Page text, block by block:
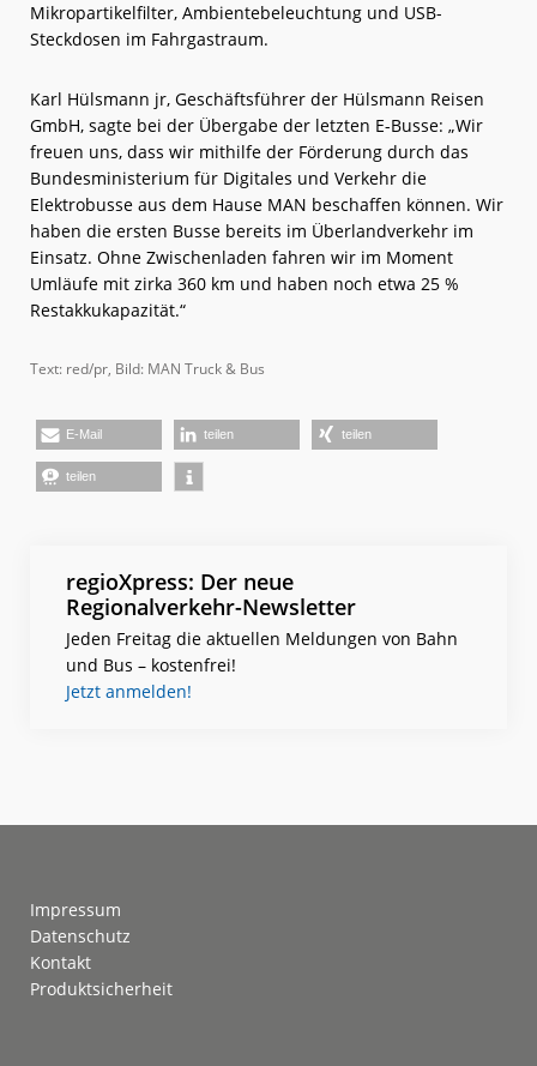
Mikropartikelfilter, Ambientebeleuchtung und USB-
Steckdosen im Fahrgastraum.
Karl Hülsmann jr, Geschäftsführer der Hülsmann Reisen
GmbH, sagte bei der Übergabe der letzten E-Busse: „Wir
freuen uns, dass wir mithilfe der Förderung durch das
Bundesministerium für Digitales und Verkehr die
Elektrobusse aus dem Hause MAN beschaffen können. Wir
haben die ersten Busse bereits im Überlandverkehr im
Einsatz. Ohne Zwischenladen fahren wir im Moment
Umläufe mit zirka 360 km und haben noch etwa 25 %
Restakkukapazität.“
Text: red/pr, Bild: MAN Truck & Bus
E-Mail teilen teilen
teilen
regioXpress: Der neue
Regionalverkehr-Newsletter
Jeden Freitag die aktuellen Meldungen von Bahn
und Bus – kostenfrei!
Jetzt anmelden!
Impressum
Datenschutz
Kontakt
Produktsicherheit